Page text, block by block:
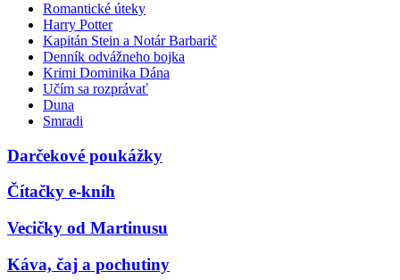
Romantické úteky
Harry Potter
Kapitán Stein a Notár Barbarič
Denník odvážneho bojka
Krimi Dominika Dána
Učím sa rozprávať
Duna
Smradi
Darčekové poukážky
Čítačky e-kníh
Vecičky od Martinusu
Káva, čaj a pochutiny